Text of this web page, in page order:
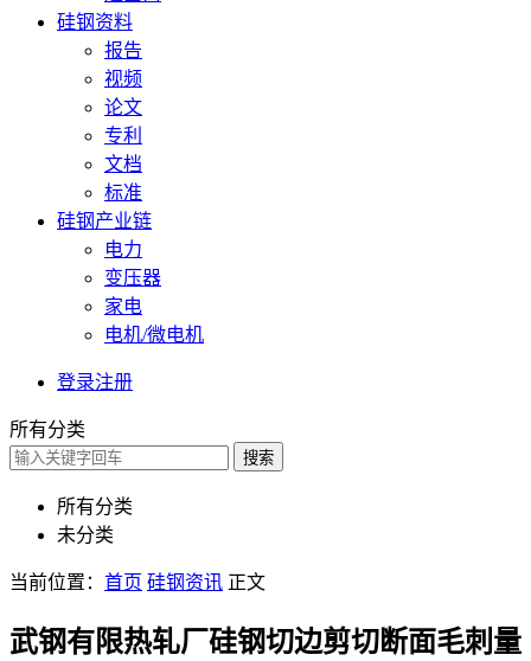
硅钢资料
报告
视频
论文
专利
文档
标准
硅钢产业链
电力
变压器
家电
电机/微电机
登录注册
所有分类
搜索
所有分类
未分类
当前位置： 首页 硅钢资讯 正文
武钢有限热轧厂硅钢切边剪切断面毛刺量